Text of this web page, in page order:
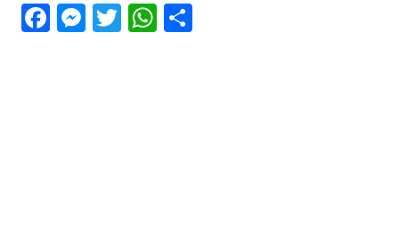
Facebook
Messenger
TwitterWhatsApp